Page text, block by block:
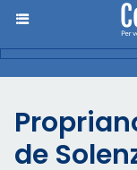
de